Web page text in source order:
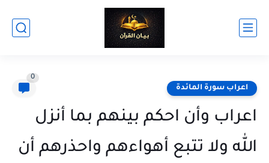
اعراب سورة المائدة
0
اعراب وأن احكم بينهم بما أنزل
الله ولا تتبع أهواءهم واحذرهم أن